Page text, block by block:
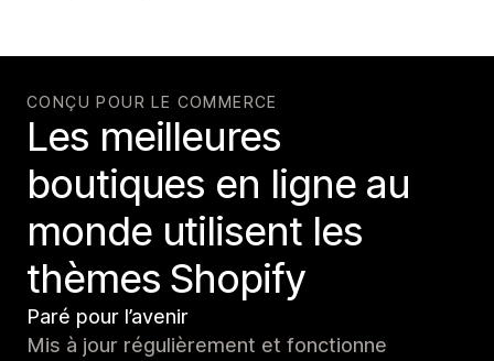
CONÇU POUR LE COMMERCE
Les meilleures
boutiques en ligne au
monde utilisent les
thèmes Shopify
Paré pour l’avenir
Mis à jour régulièrement et fonctionne